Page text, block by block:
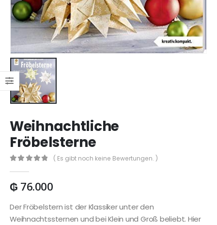
Weihnachtliche
Fröbelsterne
( Es gibt noch keine Bewertungen. )
₲ 76.000
Der Fröbelstern ist der Klassiker unter den
Weihnachtssternen und bei Klein und Groß beliebt. Hier